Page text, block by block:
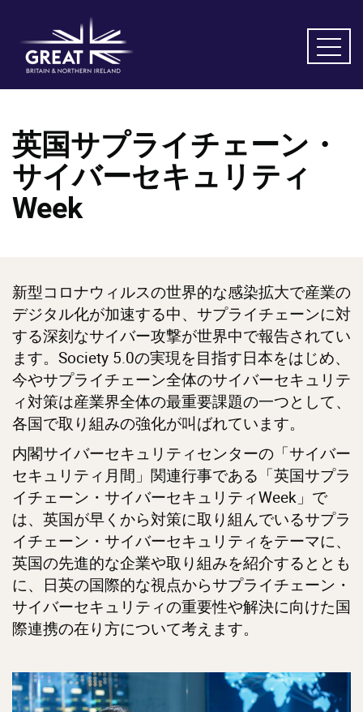
英国サプライチェーン・
サイバーセキュリティ
Week
新型コロナウィルスの世界的な感染拡大で産業の
デジタル化が加速する中、サプライチェーンに対
する深刻なサイバー攻撃が世界中で報告されてい
ます。Society 5.0の実現を目指す日本をはじめ、
今やサプライチェーン全体のサイバーセキュリテ
ィ対策は産業界全体の最重要課題の一つとして、
各国で取り組みの強化が叫ばれています。
内閣サイバーセキュリティセンターの「サイバー
セキュリティ月間」関連行事である「英国サプラ
イチェーン・サイバーセキュリティWeek」で
は、英国が早くから対策に取り組んでいるサプラ
イチェーン・サイバーセキュリティをテーマに、
英国の先進的な企業や取り組みを紹介するととも
に、日英の国際的な視点からサプライチェーン・
サイバーセキュリティの重要性や解決に向けた国
際連携の在り方について考えます。